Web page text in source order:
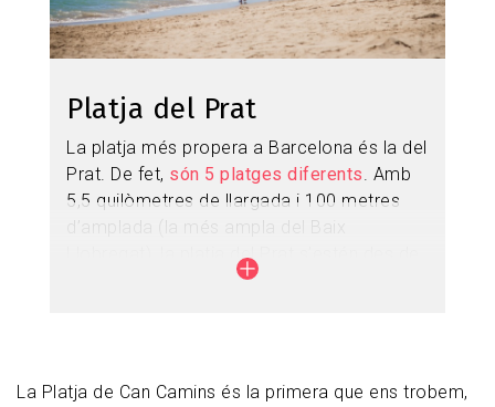
Platja del Prat
La platja més propera a Barcelona és la del
Prat. De fet, són 5 platges diferents. Amb
5,5 quilòmetres de llargada i 100 metres
d’amplada (la més ampla del Baix
Llobregat), la platja del Prat s’estén des de
la desembocadura del riu Llobregat fins a
La Platja de Can Camins és la primera que ens trobem,